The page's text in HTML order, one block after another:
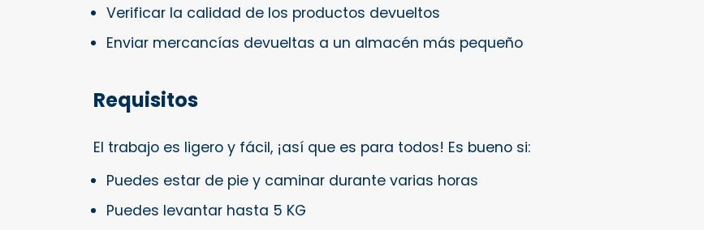
Verificar la calidad de los productos devueltos
Enviar mercancías devueltas a un almacén más pequeño
Requisitos
El trabajo es ligero y fácil, ¡así que es para todos! Es bueno si:
Puedes estar de pie y caminar durante varias horas
Puedes levantar hasta 5 KG